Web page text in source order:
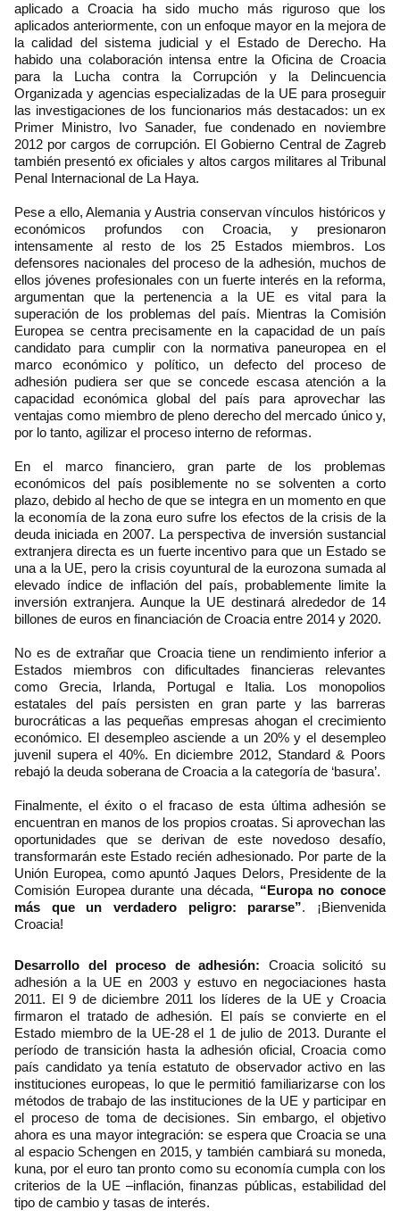
aplicado a Croacia ha sido mucho más riguroso que los
aplicados anteriormente, con un enfoque mayor en la mejora de
la calidad del sistema judicial y el Estado de Derecho. Ha
habido una colaboración intensa entre la Oficina de Croacia
para la Lucha contra la Corrupción y la Delincuencia
Organizada y agencias especializadas de la UE para proseguir
las investigaciones de los funcionarios más destacados: un ex
Primer Ministro, Ivo Sanader, fue condenado en noviembre
2012 por cargos de corrupción. El Gobierno Central de Zagreb
también presentó ex oficiales y altos cargos militares al Tribunal
Penal Internacional de La Haya.
Pese a ello, Alemania y Austria conservan vínculos históricos y
económicos profundos con Croacia, y presionaron
intensamente al resto de los 25 Estados miembros. Los
defensores nacionales del proceso de la adhesión, muchos de
ellos jóvenes profesionales con un fuerte interés en la reforma,
argumentan que la pertenencia a la UE es vital para la
superación de los problemas del país. Mientras la Comisión
Europea se centra precisamente en la capacidad de un país
candidato para cumplir con la normativa paneuropea en el
marco económico y político, un defecto del proceso de
adhesión pudiera ser que se concede escasa atención a la
capacidad económica global del país para aprovechar las
ventajas como miembro de pleno derecho del mercado único y,
por lo tanto, agilizar el proceso interno de reformas.
En el marco financiero, gran parte de los problemas
económicos del país posiblemente no se solventen a corto
plazo, debido al hecho de que se integra en un momento en que
la economía de la zona euro sufre los efectos de la crisis de la
deuda iniciada en 2007. La perspectiva de inversión sustancial
extranjera directa es un fuerte incentivo para que un Estado se
una a la UE, pero la crisis coyuntural de la eurozona sumada al
elevado índice de inflación del país, probablemente limite la
inversión extranjera. Aunque la UE destinará alrededor de 14
billones de euros en financiación de Croacia entre 2014 y 2020.
No es de extrañar que Croacia tiene un rendimiento inferior a
Estados miembros con dificultades financieras relevantes
como Grecia, Irlanda, Portugal e Italia. Los monopolios
estatales del país persisten en gran parte y las barreras
burocráticas a las pequeñas empresas ahogan el crecimiento
económico. El desempleo asciende a un 20% y el desempleo
juvenil supera el 40%. En diciembre 2012, Standard & Poors
rebajó la deuda soberana de Croacia a la categoría de ‘basura’.
Finalmente, el éxito o el fracaso de esta última adhesión se
encuentran en manos de los propios croatas. Si aprovechan las
oportunidades que se derivan de este novedoso desafío,
transformarán este Estado recién adhesionado. Por parte de la
Unión Europea, como apuntó Jaques Delors, Presidente de la
Comisión Europea durante una década, “Europa no conoce
más que un verdadero peligro: pararse”. ¡Bienvenida
Croacia!
Desarrollo del proceso de adhesión: Croacia solicitó su
adhesión a la UE en 2003 y estuvo en negociaciones hasta
2011. El 9 de diciembre 2011 los líderes de la UE y Croacia
firmaron el tratado de adhesión. El país se convierte en el
Estado miembro de la UE-28 el 1 de julio de 2013. Durante el
período de transición hasta la adhesión oficial, Croacia como
país candidato ya tenía estatuto de observador activo en las
instituciones europeas, lo que le permitió familiarizarse con los
métodos de trabajo de las instituciones de la UE y participar en
el proceso de toma de decisiones. Sin embargo, el objetivo
ahora es una mayor integración: se espera que Croacia se una
al espacio Schengen en 2015, y también cambiará su moneda,
kuna, por el euro tan pronto como su economía cumpla con los
criterios de la UE –inflación, finanzas públicas, estabilidad del
tipo de cambio y tasas de interés.